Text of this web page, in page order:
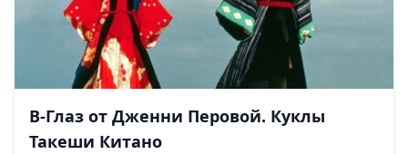
В-Глаз от Дженни Перовой. Куклы
Такеши Китано